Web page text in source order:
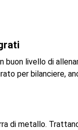
buon livello di
per bilanciere,
di metallo.